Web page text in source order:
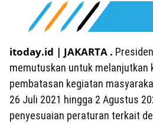
itoday.id | JAKARTA .
memutuskan untuk melanjutkan
pembatasan kegiatan
26 Juli 2021 hingga 2 Agustus
penyesuaian peraturan terkait